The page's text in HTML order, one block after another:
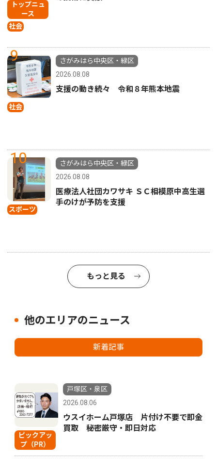
トップニュ
ース
社会
9
社会
さがみはら中央区・緑区
2026.08.08
支援の動き続々 令和８年熊本地震
10
スポーツ
さがみはら中央区・緑区
2026.08.08
医療法人社団カワサキ ＳＣ相模原中高生選
手のけが予防を支援
もっと見る
他のエリアのニュース
新着記事
ピックアッ
プ（PR）
戸塚区・泉区
2026.08.06
ウスイホーム戸塚店 片付け不要で即金
買取 秘密厳守・即日対応